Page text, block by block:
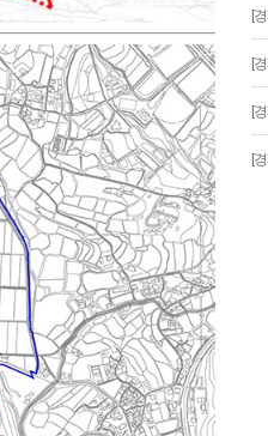
[
[
[
[